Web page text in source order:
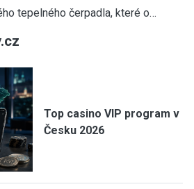
tepelného čerpadla, které o…
Top casino VIP program v
Česku 2026